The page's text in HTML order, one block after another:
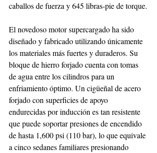
caballos de fuerza y 645 libras-pie de torque.
El novedoso motor supercargado ha sido
diseñado y fabricado utilizando únicamente
los materiales más fuertes y duraderos. Su
bloque de hierro forjado cuenta con tomas
de agua entre los cilindros para un
enfriamiento óptimo. Un cigüeñal de acero
forjado con superficies de apoyo
endurecidas por inducción es tan resistente
que puede soportar presiones de encendido
de hasta 1,600 psi (110 bar), lo que equivale
a cinco sedanes familiares presionando